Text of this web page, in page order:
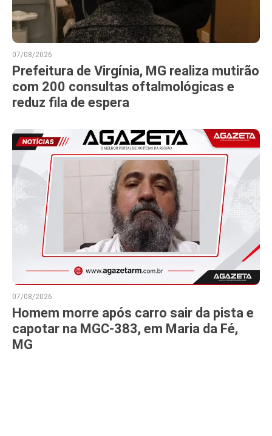
07/08/2026
Prefeitura de Virgínia, MG realiza mutirão
com 200 consultas oftalmológicas e
reduz fila de espera
07/08/2026
Homem morre após carro sair da pista e
capotar na MGC-383, em Maria da Fé,
MG